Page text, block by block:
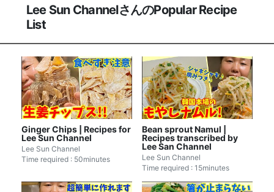
Lee Sun ChannelさんのPopular Recipe
List
Ginger Chips | Recipes for
Lee Sun Channel
Lee Sun Channel
Time required : 50minutes
Bean sprout Namul |
Recipes transcribed by
Lee San Channel
Lee Sun Channel
Time required : 15minutes